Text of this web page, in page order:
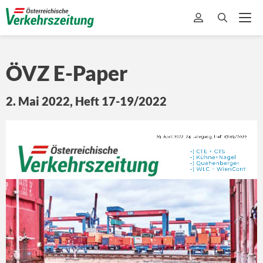
ÖVZ E-Paper
2. Mai 2022, Heft 17-19/2022
29. April 2022, 24. Jahrgang, Heft 17-19/2022
-) CTE + CTS
-) Kühne+Nagel
-) Quehenberger
-) WLC + WienCont